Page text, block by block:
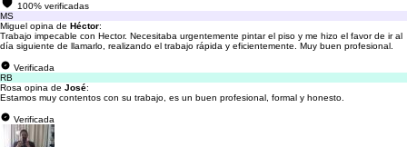
100% verificadas
MS
Miguel opina de Héctor:
Trabajo impecable con Hector. Necesitaba urgentemente pintar el piso y me hizo el favor de ir al
día siguiente de llamarlo, realizando el trabajo rápida y eficientemente. Muy buen profesional.
Verificada
RB
Rosa opina de José:
Estamos muy contentos con su trabajo, es un buen profesional, formal y honesto.
Verificada